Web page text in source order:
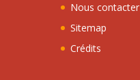
Nous contacter
Sitemap
Crédits